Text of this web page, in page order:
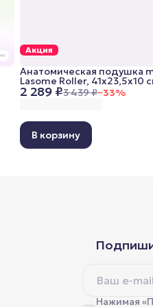
Акция
2 289 ₽3 439 ₽−33%
Анатомическая подушка
Lasome Roller, 41x23,5x10
В корзину
Нажимая